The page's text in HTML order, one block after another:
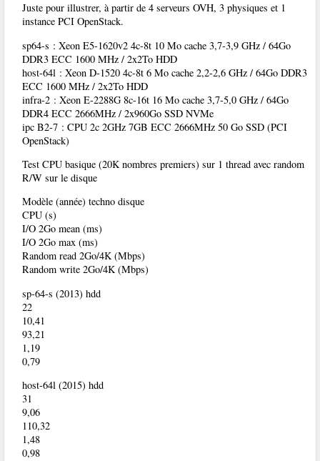
Juste pour illustrer, à partir de 4 serveurs OVH, 3 physiques et 1
instance PCI OpenStack.
sp64-s : Xeon E5-1620v2 4c-8t 10 Mo cache 3,7-3,9 GHz / 64Go
DDR3 ECC 1600 MHz / 2x2To HDD
host-64l : Xeon D-1520 4c-8t 6 Mo cache 2,2-2,6 GHz / 64Go DDR3
ECC 1600 MHz / 2x2To HDD
infra-2 : Xeon E-2288G 8c-16t 16 Mo cache 3,7-5,0 GHz / 64Go
DDR4 ECC 2666MHz / 2x960Go SSD NVMe
ipc B2-7 : CPU 2c 2GHz 7GB ECC 2666MHz 50 Go SSD (PCI
OpenStack)
Test CPU basique (20K nombres premiers) sur 1 thread avec random
R/W sur le disque
Modèle (année) techno disque
CPU (s)
I/O 2Go mean (ms)
I/O 2Go max (ms)
Random read 2Go/4K (Mbps)
Random write 2Go/4K (Mbps)
sp-64-s (2013) hdd
22
10,41
93,21
1,19
0,79
host-64l (2015) hdd
31
9,06
110,32
1,48
0,98